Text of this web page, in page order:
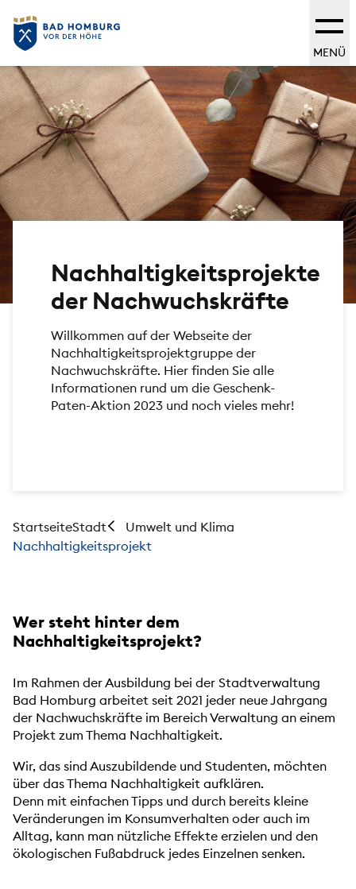
MENÜ
Nachhaltigkeitsprojekte
der Nachwuchskräfte
Willkommen auf der Webseite der
Nachhaltigkeitsprojektgruppe der
Nachwuchskräfte. Hier finden Sie alle
Informationen rund um die Geschenk-
Paten-Aktion 2023 und noch vieles mehr!
StartseiteStadt
Umwelt und Klima
Nachhaltigkeitsprojekt
Wer steht hinter dem
Nachhaltigkeitsprojekt?
Im Rahmen der Ausbildung bei der Stadtverwaltung
Bad Homburg arbeitet seit 2021 jeder neue Jahrgang
der Nachwuchskräfte im Bereich Verwaltung an einem
Projekt zum Thema Nachhaltigkeit.
Wir, das sind Auszubildende und Studenten, möchten
über das Thema Nachhaltigkeit aufklären.
Denn mit einfachen Tipps und durch bereits kleine
Veränderungen im Konsumverhalten oder auch im
Alltag, kann man nützliche Effekte erzielen und den
ökologischen Fußabdruck jedes Einzelnen senken.